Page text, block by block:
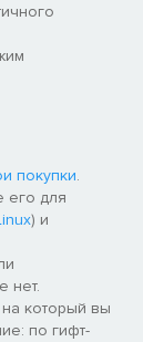
покупки.
его для
) и
нет.
который вы
по гифт-